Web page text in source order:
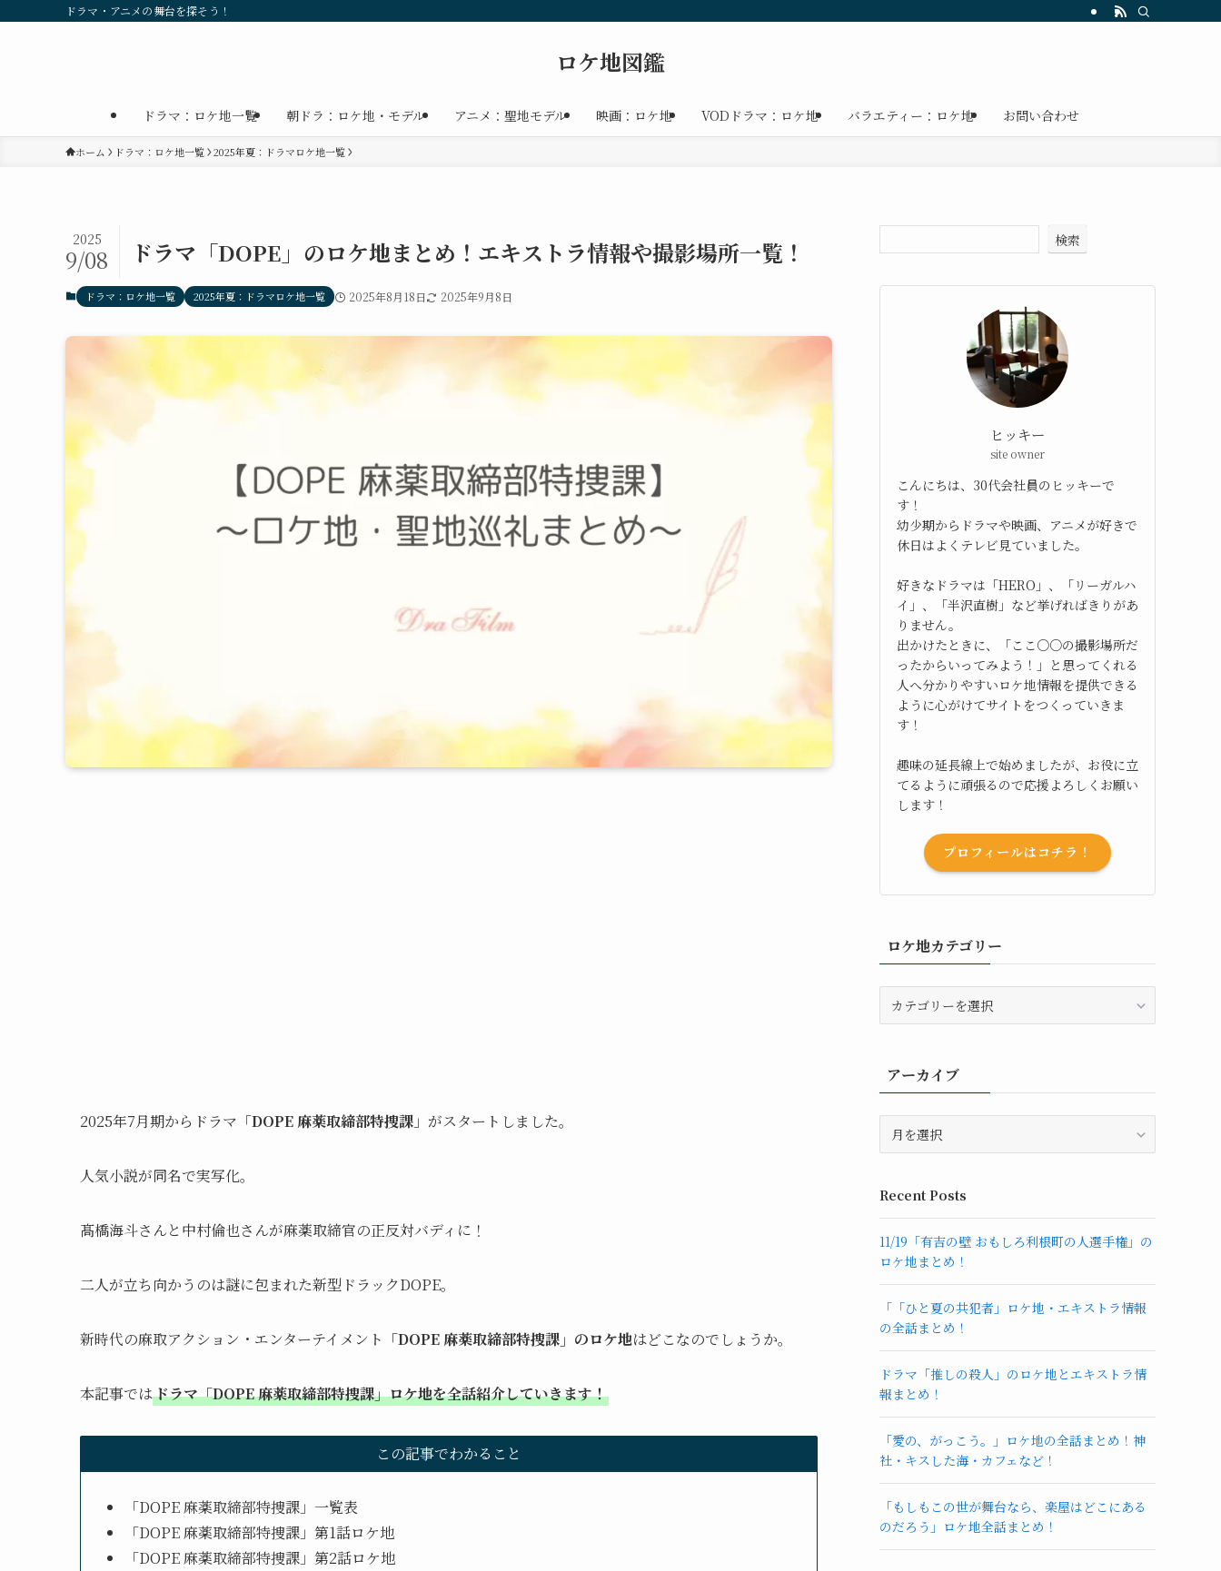
ドラマ・アニメの舞台を探そう！
ロケ地図鑑
ドラマ：ロケ地一覧 朝ドラ：ロケ地・モデル アニメ：聖地モデル 映画：ロケ地 VODドラマ：ロケ地 バラエティー：ロケ地 お問い合わせ
ホーム ドラマ：ロケ地一覧 2025年夏：ドラマロケ地一覧
ドラマ「DOPE」のロケ地まとめ！エキストラ情報や撮影場所一覧！
2025
9/08
ドラマ：ロケ地一覧 2025年夏：ドラマロケ地一覧 2025年8月18日 2025年9月8日
2025年7月期からドラマ「DOPE 麻薬取締部特捜課 」がスタートしました。
人気小説が同名で実写化。
髙橋海斗さんと中村倫也さんが麻薬取締官の正反対バディに！
二人が立ち向かうのは謎に包まれた新型ドラックDOPE。
新時代の麻取アクション・エンターテイメント 「DOPE 麻薬取締部特捜課」のロケ地はどこなのでしょうか。
本記事ではドラマ「DOPE 麻薬取締部特捜課」ロケ地を全話紹介していきます！
この記事でわかること
「DOPE 麻薬取締部特捜課」一覧表
「DOPE 麻薬取締部特捜課」第1話ロケ地
「DOPE 麻薬取締部特捜課」第2話ロケ地
検索
ヒッキー
site owner
こんにちは、30代会社員のヒッキーで
す！
幼少期からドラマや映画、アニメが好きで
休日はよくテレビ見ていました。
好きなドラマは「HERO」、「リーガルハ
イ」、「半沢直樹」など挙げればきりがあ
りません。
出かけたときに、「ここ○○の撮影場所だ
ったからいってみよう！」と思ってくれる
人へ分かりやすいロケ地情報を提供できる
ように心がけてサイトをつくっていきま
す！
趣味の延長線上で始めましたが、お役に立
てるように頑張るので応援よろしくお願い
します！
プロフィールはコチラ！
ロケ地カテゴリー
テ
ゴ
リ
アーカイブ
ブ
Recent Posts
11/19「有吉の壁 おもしろ利根町の人選手権」の
ロケ地まとめ！
「「ひと夏の共犯者」ロケ地・エキストラ情報
の全話まとめ！
ドラマ「推しの殺人」のロケ地とエキストラ情
報まとめ！
「愛の、がっこう。」ロケ地の全話まとめ！神
社・キスした海・カフェなど！
「もしもこの世が舞台なら、楽屋はどこにある
のだろう」ロケ地全話まとめ！